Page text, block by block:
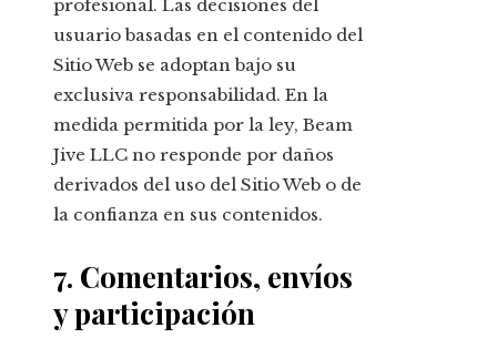
profesional. Las decisiones del
usuario basadas en el contenido del
Sitio Web se adoptan bajo su
exclusiva responsabilidad. En la
medida permitida por la ley, Beam
Jive LLC no responde por daños
derivados del uso del Sitio Web o de
la confianza en sus contenidos.
7. Comentarios, envíos
y participación